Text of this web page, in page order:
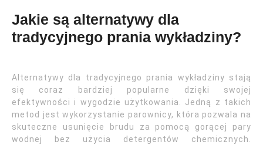
Jakie są alternatywy dla
tradycyjnego prania wykładziny?
Alternatywy dla tradycyjnego prania wykładziny stają
się coraz bardziej popularne dzięki swojej
efektywności i wygodzie użytkowania. Jedną z takich
metod jest wykorzystanie parownicy, która pozwala na
skuteczne usunięcie brudu za pomocą gorącej pary
wodnej bez użycia detergentów chemicznych.